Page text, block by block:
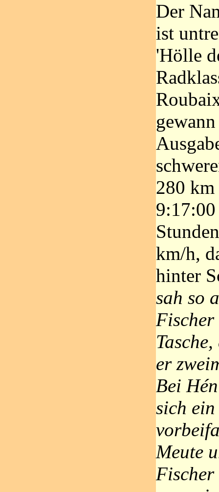
Der
ist
'Hölle
280 km
km/h,
hinter
sah so
Fischer
er
Bei
sich
Meute
Fischer